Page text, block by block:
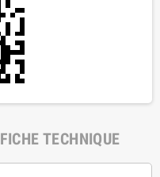
FICHE TECHNIQUE